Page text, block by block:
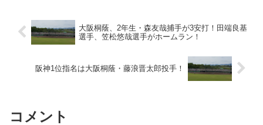
大阪桐蔭、2年生・森友哉捕手が3安打！田端良基
選手、笠松悠哉選手がホームラン！
阪神1位指名は大阪桐蔭・藤浪晋太郎投手！
コメント